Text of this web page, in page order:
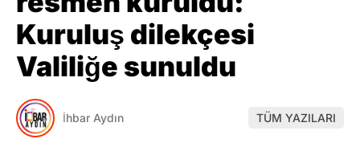
Kuruluş dilekçesi
Valiliğe sunuldu
İhbar Aydın TÜM YAZILARI